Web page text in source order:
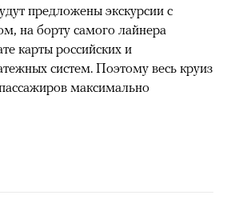
предложены экскурсии с
на борту самого лайнера
карты российских и
систем. Поэтому весь круиз
максимально